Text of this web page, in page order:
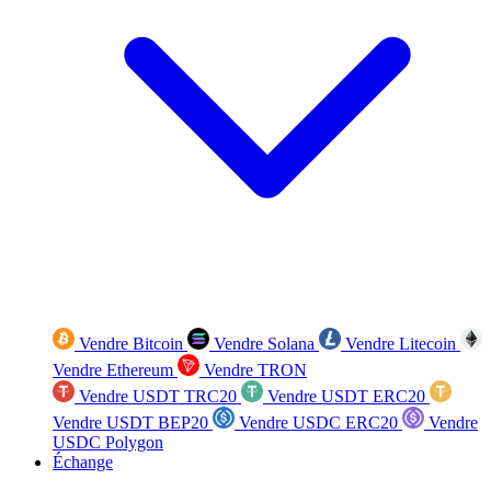
Vendre Bitcoin Vendre Solana
Vendre Litecoin
Vendre Ethereum
Vendre TRON
Vendre USDT TRC20
Vendre USDT ERC20
Vendre USDT BEP20
Vendre USDC ERC20
Vendre
USDC Polygon
Échange